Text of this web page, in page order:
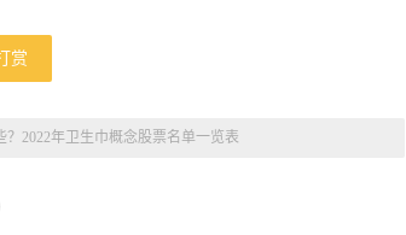
赏
？2022年卫生巾概念股票名单一览表